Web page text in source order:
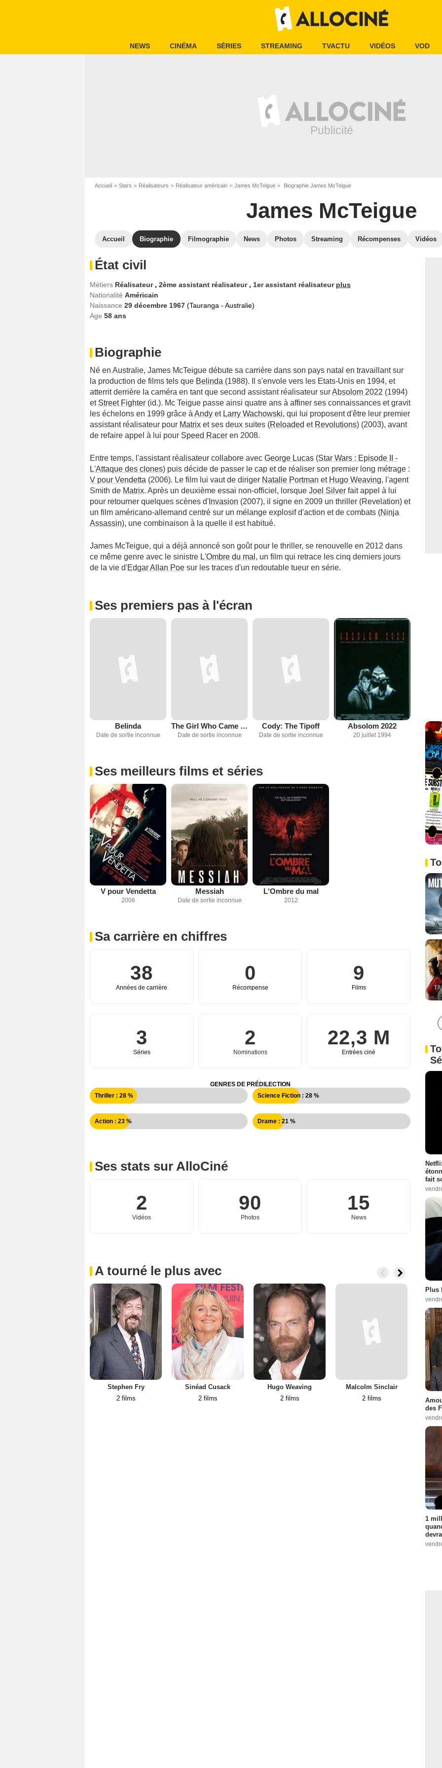
NEWS CINÉMA SÉRIES STREAMING TVACTU VIDÉOS VOD
Accueil Stars Réalisateurs Réalisateur américain James McTeigue Biographie James McTeigue
James McTeigue
Accueil Biographie Filmographie News Photos Streaming Récompenses Vidéos
État civil
Métiers Réalisateur , 2ème assistant réalisateur , 1er assistant réalisateur plus
Nationalité Américain
Naissance 29 décembre 1967 (Tauranga - Australie)
Age 58 ans
Biographie
Né en Australie, James McTeigue débute sa carrière dans son pays natal en travaillant sur
la production de films tels que Belinda (1988). Il s'envole vers les Etats-Unis en 1994, et
atterrit derrière la caméra en tant que second assistant réalisateur surAbsolom 2022 (1994)
et Street Fighter (id.). Mc Teigue passe ainsi quatre ans à affiner ses connaissances et gravit
les échelons en 1999 grâce à Andy et Larry Wachowski, qui lui proposent d'être leur premier
assistant réalisateur pour Matrix et ses deux suites (Reloaded et Revolutions) (2003), avant
de refaire appel à lui pour Speed Racer en 2008.
Entre temps, l'assistant réalisateur collabore avec George Lucas (Star Wars : Episode II -
L'Attaque des clones) puis décide de passer le cap et de réaliser son premier long métrage :
V pour Vendetta (2006). Le film lui vaut de diriger Natalie Portman et Hugo Weaving, l'agent
Smith de Matrix. Après un deuxième essai non-officiel, lorsque Joel Silver fait appel à lui
pour retourner quelques scènes d' Invasion (2007), il signe en 2009 un thriller (Revelation) et
un film américano-allemand centré sur un mélange explosif d'action et de combats (Ninja
Assassin), une combinaison à la quelle il est habitué.
James McTeigue, qui a déjà annoncé son goût pour le thriller, se renouvelle en 2012 dans
ce même genre avec le sinistre L'Ombre du mal , un film qui retrace les cinq derniers jours
de la vie d'Edgar Allan Poe sur les traces d'un redoutable tueur en série.
Ses premiers pas à l'écran
Belinda
Date de sortie inconnue
The Girl Who Came Late
Date de sortie inconnue
Cody: The Tipoff
Date de sortie inconnue
Absolom 2022
20 juillet 1994
Ses meilleurs films et séries
V pour Vendetta
2006
Messiah
Date de sortie inconnue
L'Ombre du mal
2012
Sa carrière en chiffres
38
Années de carrière
0
Récompense
9
Films
3
Séries
2
Nominations
22,3 M
Entrées ciné
GENRES DE PRÉDILECTION
Thriller : 28 %
Science Fiction : 28 %
Action : 23 % Drame : 21 %
Ses stats sur AlloCiné
2
Vidéos
90
Photos
15
News
A tourné le plus avec
Stephen Fry
2 films
Sinéad Cusack
2 films
Hugo Weaving
2 films
Malcolm Sinclair
2 films
fait
Plus
des
1